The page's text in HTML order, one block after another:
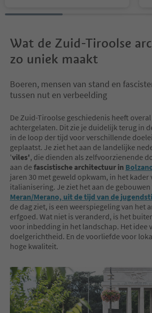
Wat de Zuid-Tiroolse
zo uniek maakt
Boeren, mensen van stand en
tussen nut en verbeelding
De Zuid-Tiroolse geschiedenis heeft
achtergelaten. Dit zie je duidelijk terug in
in de loop der tijd voor verschillende
geplaatst. Je ziet het aan de landelijke
'viles', die dienden als zelfvoorzienende
aan de fascistische architectuur in
jaren 30 met geweld opkwam, in het kader
italianisering. Je ziet het aan de gebouwen
Meran/Merano, uit de tijd van de
de dag ziet, is een weerspiegeling van het
erfgoed. Wat niet is veranderd, is het
voor inbedding in het landschap. Het idee
doelgerichtheid. En de voorliefde voor
hoge kwaliteit.